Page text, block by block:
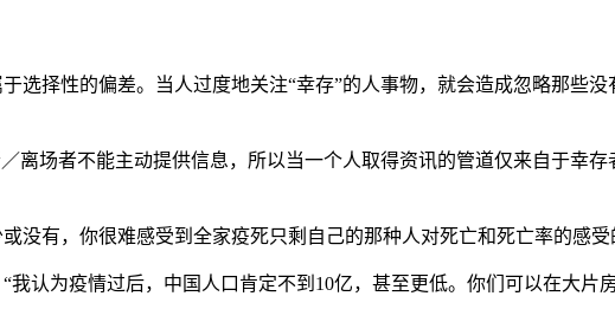
选择性的偏差。当人过度地关注“幸存”的人事物，就会造成忽略那些
离场者不能主动提供信息，所以当一个人取得资讯的管道仅来自于幸
没有，你很难感受到全家疫死只剩自己的那种人对死亡和死亡率的感受
我认为疫情过后，中国人口肯定不到10亿，甚至更低。你们可以在大片